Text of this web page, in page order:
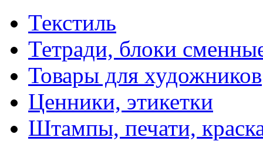
Текстиль
Тетради, блоки
Товары для художников
Ценники, этикетки
Штампы, печати,